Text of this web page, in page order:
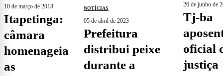
10 de março de 2018
itapetinga:
câmara
homenageia
as
NOTÍCIAS
05 de abril de 2023
prefeitura
distribui peixe
durante a
26 de junho de
tj-ba
oficial
justiça